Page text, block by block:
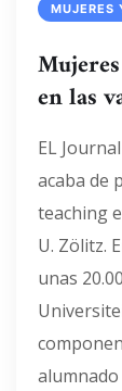
MUJERES
en las
EL
acaba de
teaching
U. Zölitz.
unas